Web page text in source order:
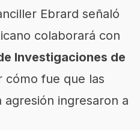
Ebrard señaló
colaborará con
Investigaciones de
cómo fue que las
agresión ingresaron a